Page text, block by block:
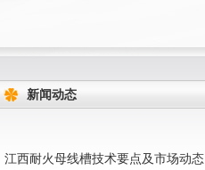
新闻动态
江西耐火母线槽技术要点及市场动态